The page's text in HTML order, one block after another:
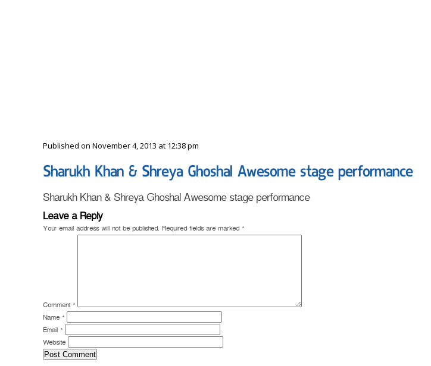
Published on November 4, 2013 at 12:38 pm
Sharukh Khan & Shreya Ghoshal Awesome stage performance
Sharukh Khan & Shreya Ghoshal Awesome stage performance
Leave a Reply
Your email address will not be published. Required fields are marked *
Comment *
Name *
Email *
Website